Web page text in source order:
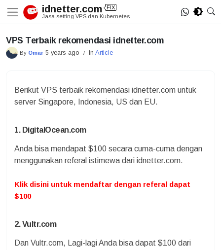
idnetter.com FIX
Jasa setting VPS dan Kubernetes
VPS Terbaik rekomendasi idnetter.com
By Omar 5 years ago / In Article
Berikut VPS terbaik rekomendasi idnetter.com untuk
server Singapore, Indonesia, US dan EU.
1. DigitalOcean.com
Anda bisa mendapat $100 secara cuma-cuma dengan
menggunakan referal istimewa dari idnetter.com.
Klik disini untuk mendaftar dengan referal dapat
$100
2. Vultr.com
Dan Vultr.com, Lagi-lagi Anda bisa dapat $100 dari